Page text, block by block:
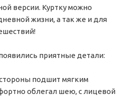
версии. Куртку можно
жизни, а так же и для
приятные детали:
подшит мягким
облегал шею, с лицевой